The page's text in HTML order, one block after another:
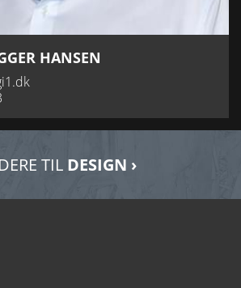
HANSEN
TIL DESIGN ›